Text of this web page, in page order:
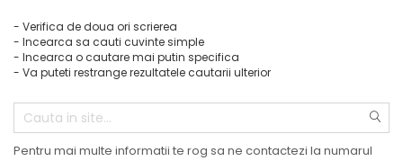
- Verifica de doua ori scrierea
- Incearca sa cauti cuvinte simple
- Incearca o cautare mai putin specifica
- Va puteti restrange rezultatele cautarii ulterior
Pentru mai multe informatii te rog sa ne contactezi la numarul